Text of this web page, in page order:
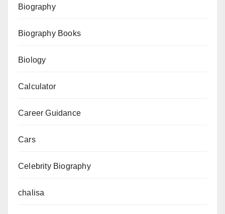
Biography
Biography Books
Biology
Calculator
Career Guidance
Cars
Celebrity Biography
chalisa